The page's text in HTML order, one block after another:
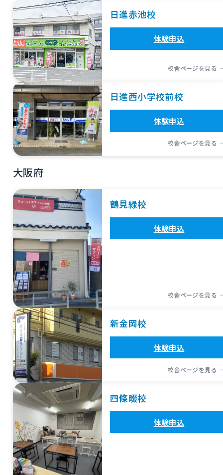
日進赤池校
体験申込
校舎ページを見る
日進西小学校前校
体験申込
校舎ページを見る
大阪府
鶴見緑校
体験申込
校舎ページを見る
新金岡校
体験申込
校舎ページを見る
四條畷校
体験申込